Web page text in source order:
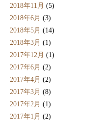
2018年11月 (5)
2018年6月 (3)
2018年5月 (14)
2018年3月 (1)
2017年12月 (1)
2017年6月 (2)
2017年4月 (2)
2017年3月 (8)
2017年2月 (1)
2017年1月 (2)